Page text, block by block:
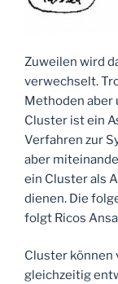
Zuweilen wird
verwechselt.
Methoden aber
Cluster ist ein
Verfahren zur
aber
ein Cluster als
dienen. Die
folgt Ricos
Cluster können
gleichzeitig